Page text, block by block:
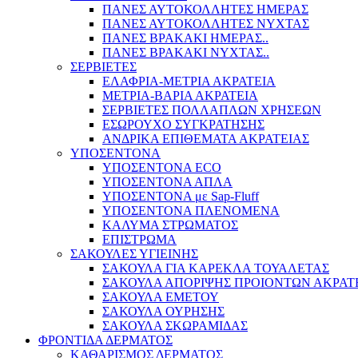
ΠΑΝΕΣ ΑΥΤΟΚΟΛΛΗΤΕΣ ΗΜΕΡΑΣ
ΠΑΝΕΣ ΑΥΤΟΚΟΛΛΗΤΕΣ ΝΥΧΤΑΣ
ΠΑΝΕΣ ΒΡΑΚΑΚΙ ΗΜΕΡΑΣ..
ΠΑΝΕΣ ΒΡΑΚΑΚΙ ΝΥΧΤΑΣ..
ΣΕΡΒΙΕΤΕΣ
ΕΛΑΦΡΙΑ-ΜΕΤΡΙΑ ΑΚΡΑΤΕΙΑ
ΜΕΤΡΙΑ-ΒΑΡΙΑ ΑΚΡΑΤΕΙΑ
ΣΕΡΒΙΕΤΕΣ ΠΟΛΛΑΠΛΩΝ ΧΡΗΣΕΩΝ
ΕΣΩΡΟΥΧΟ ΣΥΓΚΡΑΤΗΣΗΣ
ΑΝΔΡΙΚΑ ΕΠΙΘΕΜΑΤΑ ΑΚΡΑΤΕΙΑΣ
ΥΠΟΣΕΝΤΟΝΑ
ΥΠΟΣΕΝΤΟΝΑ ECO
ΥΠΟΣΕΝΤΟΝΑ ΑΠΛΑ
ΥΠΟΣΕΝΤΟΝΑ με Sap-Fluff
ΥΠΟΣΕΝΤΟΝΑ ΠΛΕΝΟΜΕΝΑ
ΚΑΛΥΜΑ ΣΤΡΩΜΑΤΟΣ
ΕΠΙΣΤΡΩΜΑ
ΣΑΚΟΥΛΕΣ ΥΓΙΕΙΝΗΣ
ΣΑΚΟΥΛΑ ΓΙΑ ΚΑΡΕΚΛΑ ΤΟΥΑΛΕΤΑΣ
ΣΑΚΟΥΛΑ ΑΠΟΡΙΨΗΣ ΠΡΟΙΟΝΤΩΝ
ΣΑΚΟΥΛΑ ΕΜΕΤΟΥ
ΣΑΚΟΥΛΑ ΟΥΡΗΣΗΣ
ΣΑΚΟΥΛΑ ΣΚΩΡΑΜΙΔΑΣ
ΦΡΟΝΤΙΔΑ ΔΕΡΜΑΤΟΣ
ΚΑΘΑΡΙΣΜΟΣ ΔΕΡΜΑΤΟΣ